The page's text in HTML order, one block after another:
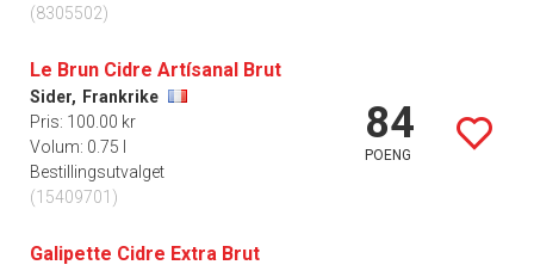
(8305502)
Le Brun Cidre Artísanal Brut
Sider, Frankrike
Pris: 100.00 kr
Volum: 0.75 l
Bestillingsutvalget
(15409701)
84
POENG
Galipette Cidre Extra Brut